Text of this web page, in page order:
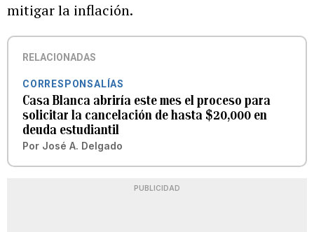
mitigar la inflación.
RELACIONADAS
CORRESPONSALÍAS
Casa Blanca abriría este mes el proceso para
solicitar la cancelación de hasta $20,000 en
deuda estudiantil
Por José A. Delgado
PUBLICIDAD